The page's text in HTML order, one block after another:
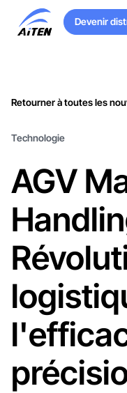
Main
Devenir
Devenir
Retourner à toutes les
Technologie
AGV